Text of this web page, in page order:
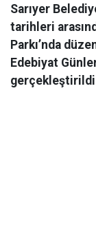
Sarıyer
tarihleri
Parkı’nda
Edebiyat